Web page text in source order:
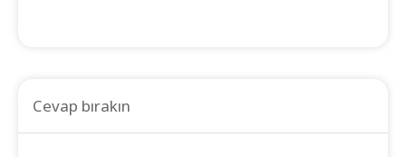
Cevap bırakın